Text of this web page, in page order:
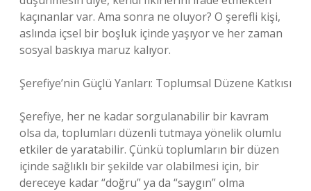
kaçınanlar var. Ama sonra ne oluyor? O şerefli kişi,
aslında içsel bir boşluk içinde yaşıyor ve her zaman
sosyal baskıya maruz kalıyor.
Şerefiye’nin Güçlü Yanları: Toplumsal Düzene Katkısı
Şerefiye, her ne kadar sorgulanabilir bir kavram
olsa da, toplumları düzenli tutmaya yönelik olumlu
etkiler de yaratabilir. Çünkü toplumların bir düzen
içinde sağlıklı bir şekilde var olabilmesi için, bir
dereceye kadar “doğru” ya da “saygın” olma